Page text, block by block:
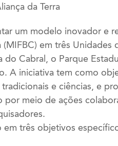
da Terra
um modelo inovador e
em três Unidades
do Cabral, o Parque
A iniciativa tem como
e ciências, e
meio de ações
três objetivos